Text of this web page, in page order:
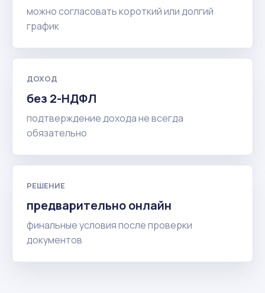
можно согласовать короткий или долгий
график
ДОХОД
без 2-НДФЛ
подтверждение дохода не всегда
обязательно
РЕШЕНИЕ
предварительно онлайн
финальные условия после проверки
документов